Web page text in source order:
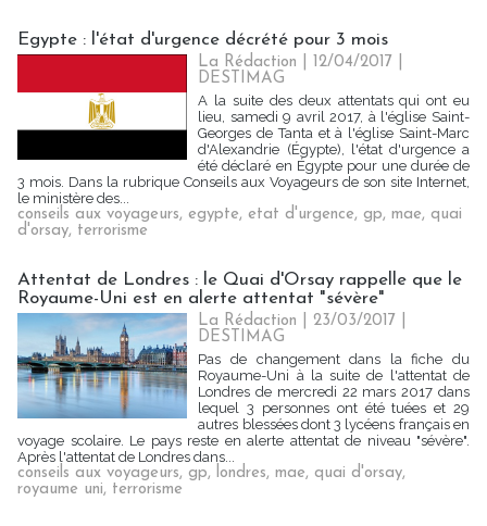
Egypte : l'état d'urgence décrété pour 3 mois
La Rédaction | 12/04/2017
DESTIMAG
A la suite des deux attentats qui ont eu
lieu, samedi 9 avril 2017, à l'église Saint-
Georges de Tanta et à l'église Saint-Marc
d'Alexandrie (Égypte), l'état d'urgence a
été déclaré en Égypte pour une durée de
3 mois. Dans la rubrique Conseils aux Voyageurs de son site Internet,
le ministère des...
conseils aux voyageurs, egypte, etat d'urgence, gp, mae, quai
d'orsay, terrorisme
Attentat de Londres : le Quai d'Orsay rappelle que le
Royaume-Uni est en alerte attentat "sévère"
La Rédaction | 23/03/2017
DESTIMAG
Pas de changement dans la fiche du
Royaume-Uni à la suite de l'attentat de
Londres de mercredi 22 mars 2017 dans
lequel 3 personnes ont été tuées et 29
autres blessées dont 3 lycéens français en
voyage scolaire. Le pays reste en alerte attentat de niveau "sévère".
Après l'attentat de Londres dans...
conseils aux voyageurs, gp, londres, mae, quai d'orsay,
royaume uni, terrorisme